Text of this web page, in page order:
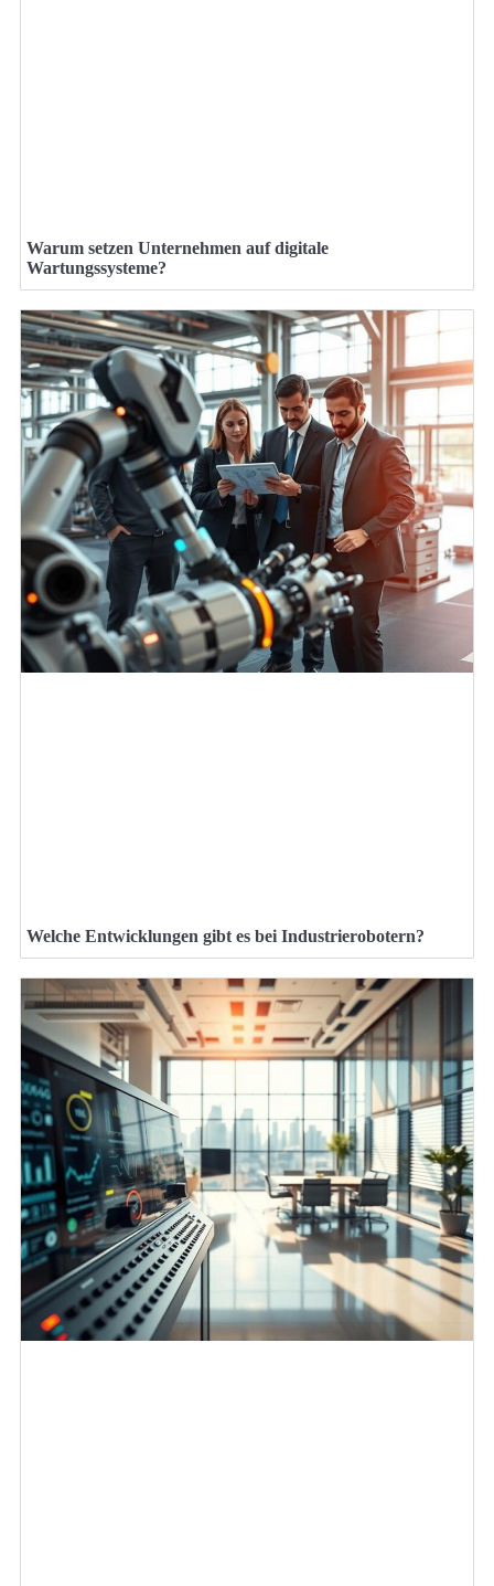
Warum setzen Unternehmen auf digitale
Wartungssysteme?
Welche Entwicklungen gibt es bei Industrierobotern?